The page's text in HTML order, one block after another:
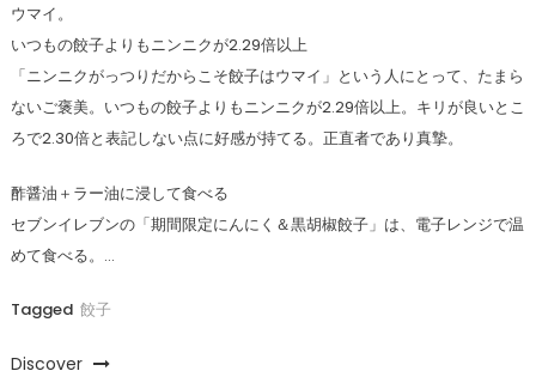
ウマイ。
いつもの餃子よりもニンニクが2.29倍以上
「ニンニクがっつりだからこそ餃子はウマイ」という人にとって、たまら
ないご褒美。いつもの餃子よりもニンニクが2.29倍以上。キリが良いとこ
ろで2.30倍と表記しない点に好感が持てる。正直者であり真摯。
酢醤油＋ラー油に浸して食べる
セブンイレブンの「期間限定にんにく＆黒胡椒餃子」は、電子レンジで温
めて食べる。…
Tagged 餃子
Discover